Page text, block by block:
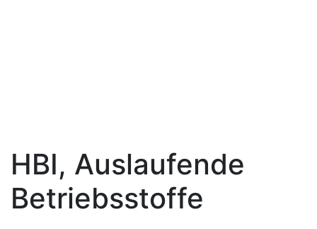
HBI, Auslaufende
Betriebsstoffe